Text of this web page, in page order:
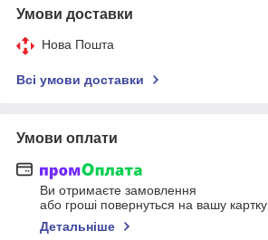
Умови доставки
Нова Пошта
Всі умови доставки
Умови оплати
Ви отримаєте замовлення
або гроші повернуться на вашу картку
Детальніше